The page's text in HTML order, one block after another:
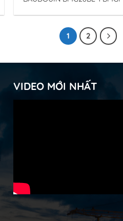
Baudouin động cơ Diezen
1 2
VIDEO MỚI NHẤT